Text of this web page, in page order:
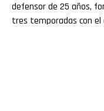
defensor de 25 años,
tres temporadas con el